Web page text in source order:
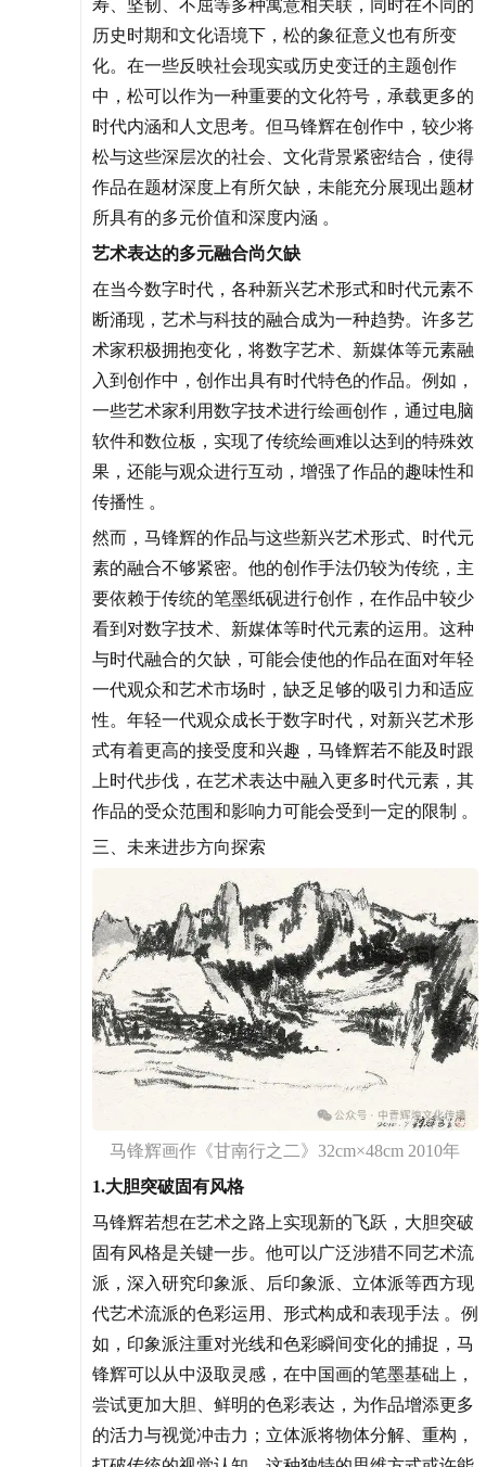
寿、坚韧、不屈等多种寓意相关联，同时在不同的
历史时期和文化语境下，松的象征意义也有所变
化。在一些反映社会现实或历史变迁的主题创作
中，松可以作为一种重要的文化符号，承载更多的
时代内涵和人文思考。但马锋辉在创作中，较少将
松与这些深层次的社会、文化背景紧密结合，使得
作品在题材深度上有所欠缺，未能充分展现出题材
所具有的多元价值和深度内涵 。
艺术表达的多元融合尚欠缺
在当今数字时代，各种新兴艺术形式和时代元素不
断涌现，艺术与科技的融合成为一种趋势。许多艺
术家积极拥抱变化，将数字艺术、新媒体等元素融
入到创作中，创作出具有时代特色的作品。例如，
一些艺术家利用数字技术进行绘画创作，通过电脑
软件和数位板，实现了传统绘画难以达到的特殊效
果，还能与观众进行互动，增强了作品的趣味性和
传播性 。
然而，马锋辉的作品与这些新兴艺术形式、时代元
素的融合不够紧密。他的创作手法仍较为传统，主
要依赖于传统的笔墨纸砚进行创作，在作品中较少
看到对数字技术、新媒体等时代元素的运用。这种
与时代融合的欠缺，可能会使他的作品在面对年轻
一代观众和艺术市场时，缺乏足够的吸引力和适应
性。年轻一代观众成长于数字时代，对新兴艺术形
式有着更高的接受度和兴趣，马锋辉若不能及时跟
上时代步伐，在艺术表达中融入更多时代元素，其
作品的受众范围和影响力可能会受到一定的限制 。
三、未来进步方向探索
马锋辉画作《甘南行之二》32cm×48cm 2010年
1.大胆突破固有风格
马锋辉若想在艺术之路上实现新的飞跃，大胆突破
固有风格是关键一步。他可以广泛涉猎不同艺术流
派，深入研究印象派、后印象派、立体派等西方现
代艺术流派的色彩运用、形式构成和表现手法 。例
如，印象派注重对光线和色彩瞬间变化的捕捉，马
锋辉可以从中汲取灵感，在中国画的笔墨基础上，
尝试更加大胆、鲜明的色彩表达，为作品增添更多
的活力与视觉冲击力；立体派将物体分解、重构，